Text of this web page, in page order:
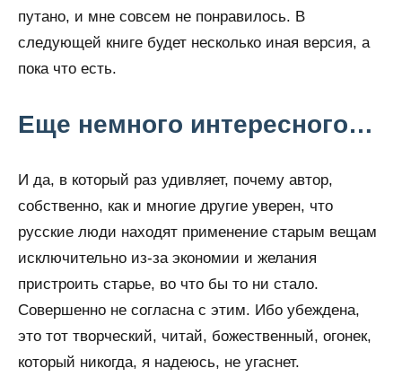
путано, и мне совсем не понравилось. В
следующей книге будет несколько иная версия, а
пока что есть.
Еще немного интересного…
И да, в который раз удивляет, почему автор,
собственно, как и многие другие уверен, что
русские люди находят применение старым вещам
исключительно из-за экономии и желания
пристроить старье, во что бы то ни стало.
Совершенно не согласна с этим. Ибо убеждена,
это тот творческий, читай, божественный, огонек,
который никогда, я надеюсь, не угаснет.